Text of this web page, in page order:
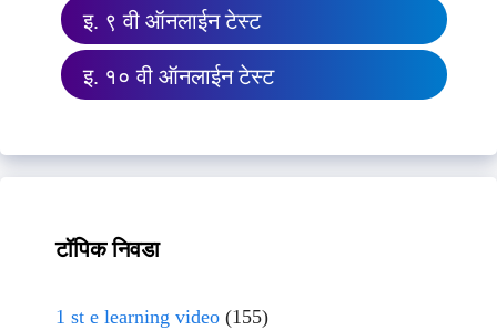
इ. ९ वी ऑनलाईन टेस्ट
इ. १० वी ऑनलाईन टेस्ट
टॉपिक निवडा
1 st e learning video (155)